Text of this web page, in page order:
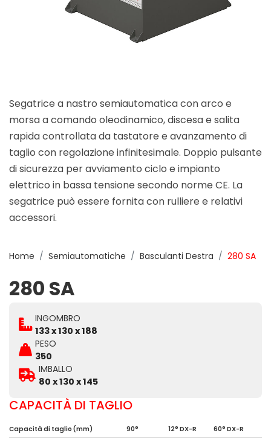
Segatrice a nastro semiautomatica con arco e
morsa a comando oleodinamico, discesa e salita
rapida controllata da tastatore e avanzamento di
taglio con regolazione infinitesimale. Doppio pulsante
di sicurezza per avviamento ciclo e impianto
elettrico in bassa tensione secondo norme CE. La
segatrice può essere fornita con rulliere e relativi
accessori.
Home Semiautomatiche Basculanti Destra 280 SA
280 SA
INGOMBRO
133 x 130 x 188
PESO
350
IMBALLO
80 x 130 x 145
CAPACITÀ DI TAGLIO
Capacità di taglio (mm) 90° 12° DX-R 60° DX-R